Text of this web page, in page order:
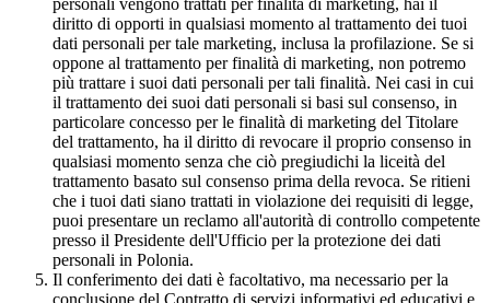
personali vengono trattati per finalità di marketing, hai il
diritto di opporti in qualsiasi momento al trattamento dei tuoi
dati personali per tale marketing, inclusa la profilazione. Se si
oppone al trattamento per finalità di marketing, non potremo
più trattare i suoi dati personali per tali finalità. Nei casi in cui
il trattamento dei suoi dati personali si basi sul consenso, in
particolare concesso per le finalità di marketing del Titolare
del trattamento, ha il diritto di revocare il proprio consenso in
qualsiasi momento senza che ciò pregiudichi la liceità del
trattamento basato sul consenso prima della revoca. Se ritieni
che i tuoi dati siano trattati in violazione dei requisiti di legge,
puoi presentare un reclamo all'autorità di controllo competente
presso il Presidente dell'Ufficio per la protezione dei dati
personali in Polonia.
Il conferimento dei dati è facoltativo, ma necessario per la
conclusione del Contratto di servizi informativi ed educativi e